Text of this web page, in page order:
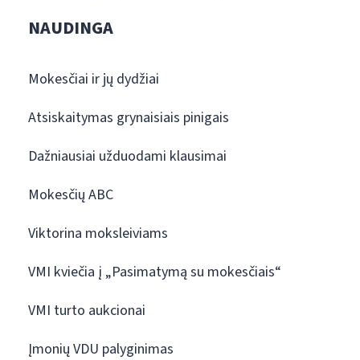
NAUDINGA
Mokesčiai ir jų dydžiai
Atsiskaitymas grynaisiais pinigais
Dažniausiai užduodami klausimai
Mokesčių ABC
Viktorina moksleiviams
VMI kviečia į „Pasimatymą su mokesčiais“
VMI turto aukcionai
Įmonių VDU palyginimas